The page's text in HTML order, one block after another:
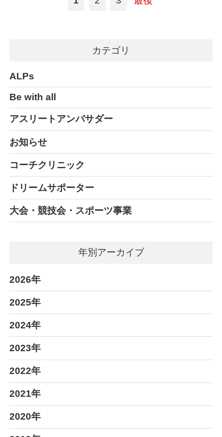
カテゴリ
ALPs
Be with all
アスリートアンバサダー
お知らせ
コーチクリニック
ドリームサポーター
大会・競技会・スポーツ事業
年別アーカイブ
2026年
2025年
2024年
2023年
2022年
2021年
2020年